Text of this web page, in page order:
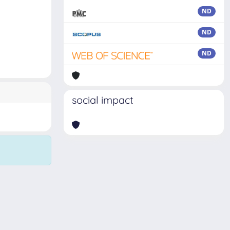
ND
ND
ND
social impact